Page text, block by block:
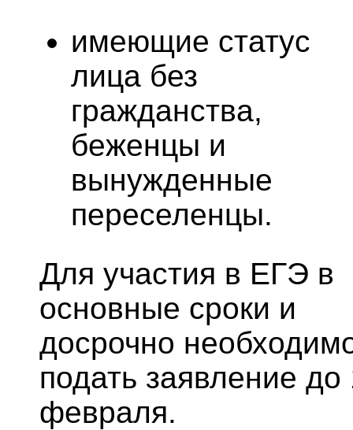
имеющие статус
лица без
гражданства,
беженцы и
вынужденные
переселенцы.
Для участия в ЕГЭ в
основные сроки и
досрочно
подать заявление до
февраля.